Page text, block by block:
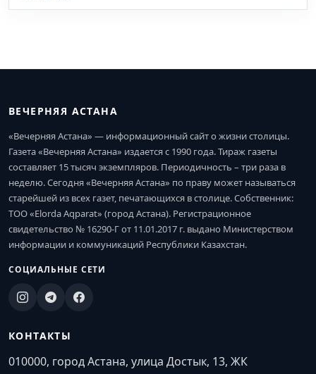
ВЕЧЕРНЯЯ АСТАНА
«Вечерняя Астана» — информационный сайт о жизни столицы.
Газета «Вечерняя Астана» издается с 1990 года. Тираж газеты
составляет 15 тысяч экземпляров. Периодичность – три раза в
неделю. Сегодня «Вечерняя Астана» по праву может называться
старейшей из всех газет, печатающихся в столице. Собственник:
ТОО «Elorda Aqparat» (город Астана). Регистрационное
свидетельство № 16290-Г от 11.01.2017 г. выдано Министерством
информации и коммуникаций Республики Казахстан.
СОЦИАЛЬНЫЕ СЕТИ
КОНТАКТЫ
010000, город Астана, улица Достык, 13, ЖК